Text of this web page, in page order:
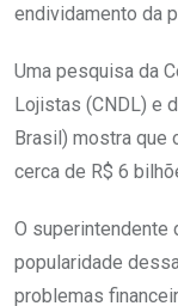
endividamento da
Uma pesquisa da
Lojistas (CNDL) e
Brasil) mostra que
cerca de R$ 6
O superintendente
popularidade
problemas